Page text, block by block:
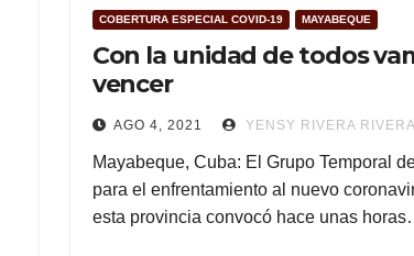
COBERTURA ESPECIAL COVID-19 MAYABEQUE
Con la unidad de todos
vencer
AGO 4, 2021 YENSY RIVERA RIVERA
Mayabeque, Cuba: El Grupo Temporal
para el enfrentamiento al nuevo
esta provincia convocó hace unas